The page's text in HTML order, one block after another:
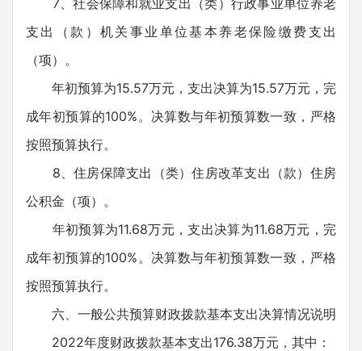
7、社会保障和就业支出（类）行政事业单位养老
支出（款）机关事业单位基本养老保险缴费支出
（项）。
年初预算为15.57万元，支出决算为15.57万元，完
成年初预算的100%。决算数与年初预算数一致，严格
按照预算执行。
8、住房保障支出（类）住房改革支出（款）住房
公积金（项）。
年初预算为11.68万元，支出决算为11.68万元，完
成年初预算的100%。决算数与年初预算数一致，严格
按照预算执行。
六、一般公共预算财政拨款基本支出决算情况说明
2022年度财政拨款基本支出176.38万元，其中：